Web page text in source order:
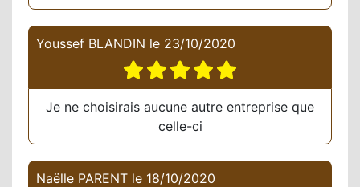
Youssef BLANDIN le 23/10/2020
Je ne choisirais aucune autre entreprise que
celle-ci
Naëlle PARENT le 18/10/2020